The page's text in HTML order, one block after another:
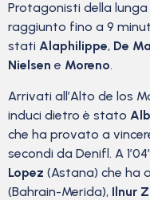
Protagonisti della
raggiunto fino a 9
stati Alaphilippe, De
Nielsen e Moreno.
Arrivati all’Alto de los
induci dietro è stato
che ha provato a
secondi da Denifl. A
Lopez (Astana) che ha
(Bahrain-Merida), Ilnur